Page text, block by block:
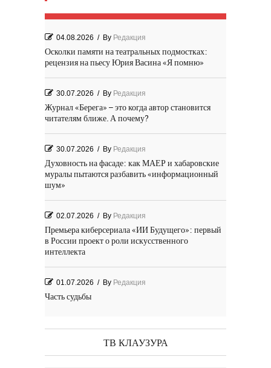
04.08.2026 / By Редакция
Осколки памяти на театральных подмостках:
рецензия на пьесу Юрия Васина «Я помню»
30.07.2026 / By Редакция
Журнал «Берега» – это когда автор становится
читателям ближе. А почему?
30.07.2026 / By Редакция
Духовность на фасаде: как МАЕР и хабаровские
муралы пытаются разбавить «информационный
шум»
02.07.2026 / By Редакция
Премьера киберсериала «ИИ Будущего»: первый
в России проект о роли искусственного
интеллекта
01.07.2026 / By Редакция
Часть судьбы
29.06.2026 / ByРедакция
День Победы! Посёлок Гидростроитель. 2026 год
ТВ КЛАУЗУРА